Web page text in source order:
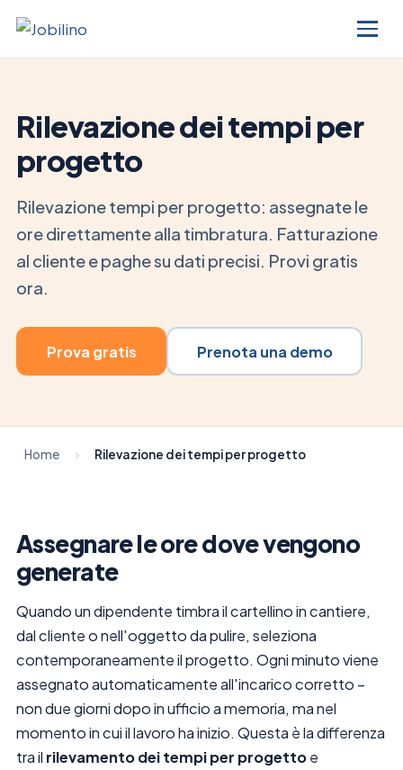
Rilevazione dei tempi per
progetto
Rilevazione tempi per progetto: assegnate le
ore direttamente alla timbratura. Fatturazione
al cliente e paghe su dati precisi. Provi gratis
ora.
Prova gratis Prenota una demo
Home Rilevazione dei tempi per progetto
Assegnare le ore dove vengono
generate
Quando un dipendente timbra il cartellino in cantiere,
dal cliente o nell'oggetto da pulire, seleziona
contemporaneamente il progetto. Ogni minuto viene
assegnato automaticamente all'incarico corretto –
non due giorni dopo in ufficio a memoria, ma nel
momento in cui il lavoro ha inizio. Questa è la differenza
tra il rilevamento dei tempi per progettoe